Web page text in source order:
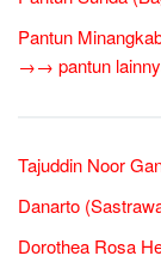
Pantun
→→ pantun
Tajuddin Noor
Danarto
Dorothea Rosa